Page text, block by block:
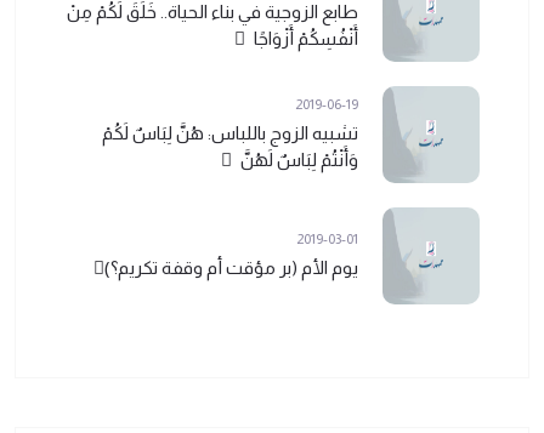
طابع الزوجية في بناء الحياة.. خَلَقَ لَكُمْ مِنْ
أَنْفُسِكُمْ أَزْوَاجًا ً
2019-06-19
تشبيه الزوج باللباس: هُنَّ لِبَاسٌ لَكُمْ
وَأَنْتُمْ لِبَاسٌ لَهُنَّ ً
2019-03-01
يوم الأم (بر مؤقت أم وقفة تكريم؟)ً